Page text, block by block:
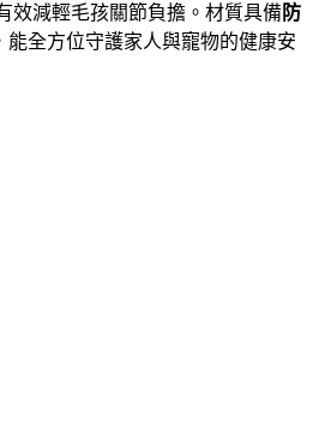
效減輕毛孩關節負擔 。材質具備防
能全方位守護家人與寵物的健康安